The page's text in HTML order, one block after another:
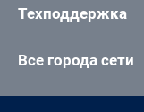
Техподдержка
Все города сети